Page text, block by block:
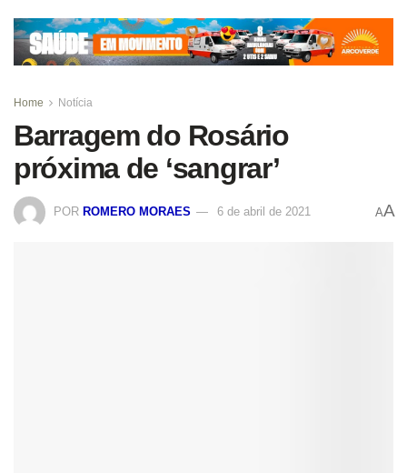
Home Notícia
Barragem do Rosário
próxima de ‘sangrar’
POR ROMERO MORAES 6 de abril de 2021 AA